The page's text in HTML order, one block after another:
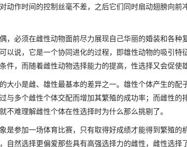
动作时间的控制丝毫不差，之后它们同时扇动翅膀向
，必须在雌性动物面前尽力展现自己华丽的婚装和各
以说，它是一个协同进化的过程，即雄性动物的吸引
件，而随着雌性动物选择能力的提高，性选择又会促使
大小是雌、雄性最基本的差异之一。雄性个体产生的
与多个雌性个体交配而增加其繁殖的成功率；而雌性
不难理解雌性个体在性选择时为什么那么挑剔了。
是参加一场体育比赛，只有取得好成绩才能得到繁殖
自然选择更偏爱那些具有高强选择力的雌性，雌性选